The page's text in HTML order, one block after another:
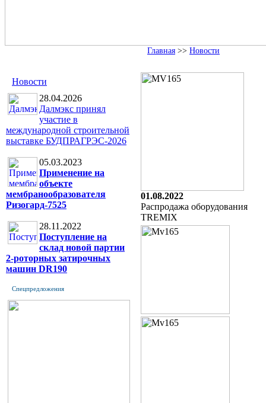
Главная >> Новости
Новости
28.04.2026
Далмэкс принял
участие в
международной строительной
выставке БУДПРАГРЭС-2026
05.03.2023
Применение на
объекте
мембранообразователя
Ризогард-7525
28.11.2022
Поступление на
склад новой партии
2-роторных затирочных
машин DR190
Спецпредложения
01.08.2022
Распродажа оборудования
TREMIX